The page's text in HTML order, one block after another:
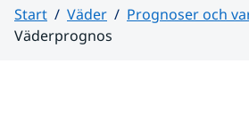
Start Väder
Prognoser och
Väderprognos